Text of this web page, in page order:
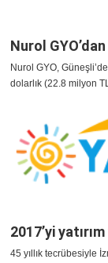
Nurol
Nurol GYO,
dolarlık (22.8 milyon
2017’yi
45 yıllık tecrübesiyle